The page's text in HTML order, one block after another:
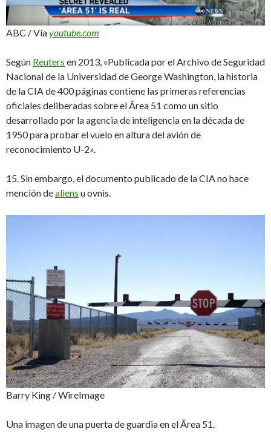
ABC / Víayoutube.com
Según Reuters en 2013, «Publicada por el Archivo de Seguridad
Nacional de la Universidad de George Washington, la historia
de la CIA de 400 páginas contiene las primeras referencias
oficiales deliberadas sobre el Ãrea 51 como un sitio
desarrollado por la agencia de inteligencia en la década de
1950 para probar el vuelo en altura del avión de
reconocimiento U-2».
15. Sin embargo, el documento publicado de la CIA no hace
mención dealiens u ovnis.
Barry King / WireImage
Una imagen de una puerta de guardia en el Ãrea 51.